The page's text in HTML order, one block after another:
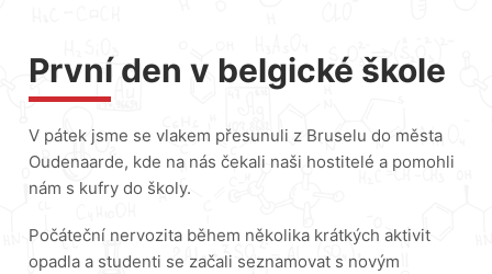
První den v belgické škole
V pátek jsme se vlakem přesunuli z Bruselu do města
Oudenaarde, kde na nás čekali naši hostitelé a pomohli
nám s kufry do školy.
Počáteční nervozita během několika krátkých aktivit
opadla a studenti se začali seznamovat s novým